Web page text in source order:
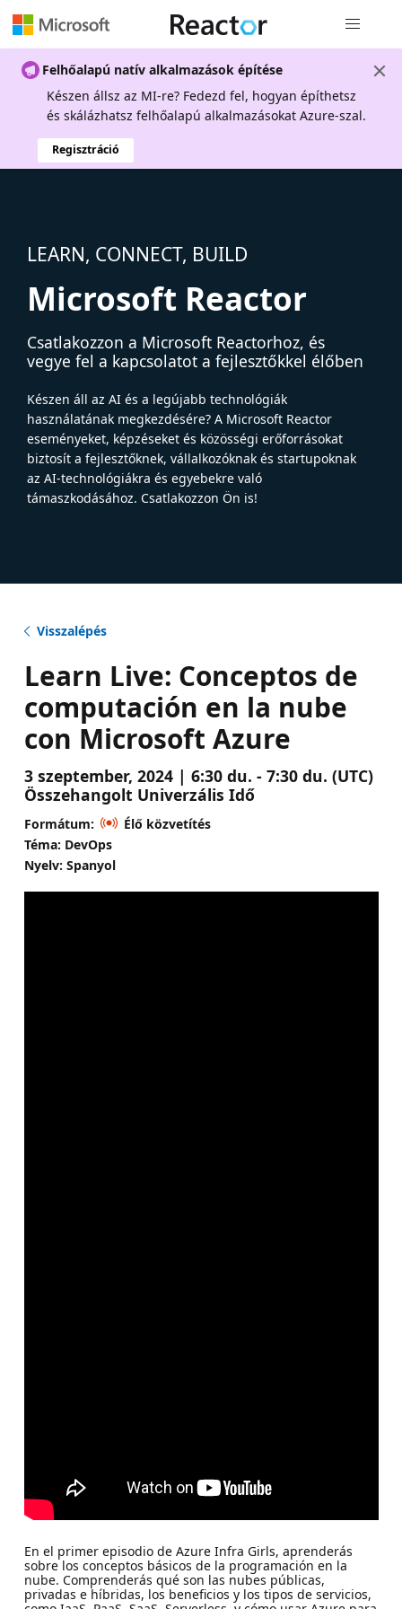
Felhőalapú natív alkalmazások építése
Készen állsz az MI-re? Fedezd fel, hogyan építhetsz
és skálázhatsz felhőalapú alkalmazásokat Azure-szal.
Regisztráció
LEARN, CONNECT, BUILD
Microsoft Reactor
Csatlakozzon a Microsoft Reactorhoz, és
vegye fel a kapcsolatot a fejlesztőkkel élőben
Készen áll az AI és a legújabb technológiák
használatának megkezdésére? A Microsoft Reactor
eseményeket, képzéseket és közösségi erőforrásokat
biztosít a fejlesztőknek, vállalkozóknak és startupoknak
az AI-technológiákra és egyebekre való
támaszkodásához. Csatlakozzon Ön is!
Visszalépés
Learn Live: Conceptos de
computación en la nube
con Microsoft Azure
3 szeptember, 2024 | 6:30 du. - 7:30 du. (UTC)
Összehangolt Univerzális Idő
Formátum:
Élő közvetítés
Téma: DevOps
Nyelv: Spanyol
En el primer episodio de Azure Infra Girls, aprenderás
sobre los conceptos básicos de la programación en la
nube. Comprenderás qué son las nubes públicas,
privadas e híbridas, los beneficios y los tipos de servicios,